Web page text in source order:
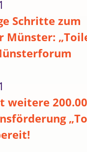
Schritte zum
Münster:
weitere